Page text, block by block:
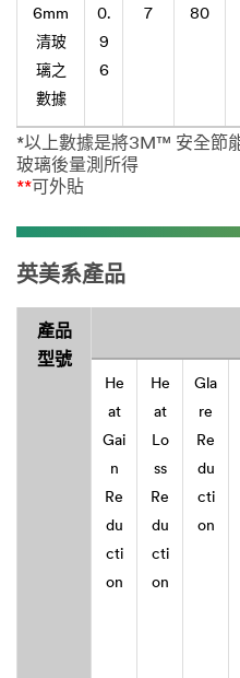
6mm
清玻
璃之
數據
0.
9
6
7 80
*以上數據是將3M™ 安全節
玻璃後量測所得
**可外貼
英美系產品
產品
型號
He
at
Gai
n
Re
du
cti
on
He
at
Lo
ss
Re
du
cti
on
Gla
re
Re
du
cti
on